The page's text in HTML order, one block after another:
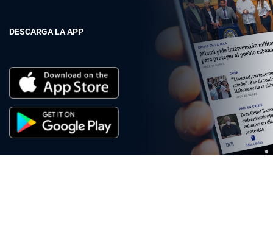
DESCARGA LA APP